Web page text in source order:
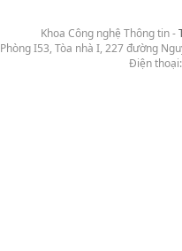
Khoa Công nghệ Thông tin -
Phòng I53, Tòa nhà I, 227 đường
Điện